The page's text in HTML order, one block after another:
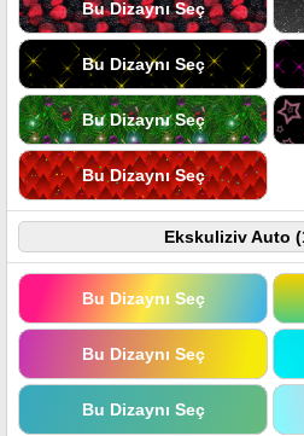
Bu Dizaynı Seç
Bu Dizaynı Seç
Bu Dizaynı Seç
Bu Dizaynı Seç
Ekskuliziv Auto
Bu Dizaynı Seç
Bu Dizaynı Seç
Bu Dizaynı Seç